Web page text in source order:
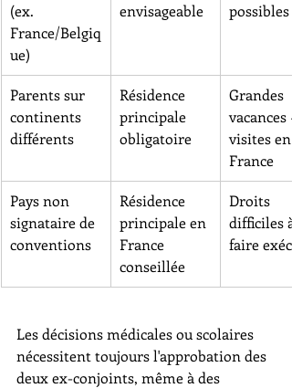
(ex.
France/Belgiq
ue)
envisageable
possibles
Parents sur
continents
différents
Résidence
principale
obligatoire
Grandes
vacances +
visites en
France
Pays non
signataire de
conventions
Résidence
principale en
France
conseillée
Droits
difficiles à
faire
Les décisions médicales ou scolaires
nécessitent toujours l'approbation des
deux ex-conjoints, même à des